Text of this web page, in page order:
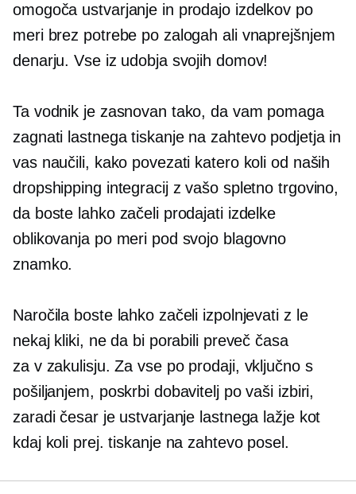
omogoča ustvarjanje in prodajo izdelkov po
meri brez potrebe po zalogah ali vnaprejšnjem
denarju. Vse iz udobja svojih domov!
Ta vodnik je zasnovan tako, da vam pomaga
zagnati lastnegatiskanje na zahtevopodjetja in
vas naučili, kako povezati katero koli od naših
dropshipping integracij z vašo spletno trgovino,
da boste lahko začeli prodajati izdelke
oblikovanja po meri pod svojo blagovno
znamko.
Naročila boste lahko začeli izpolnjevati z le
nekaj kliki, ne da bi porabili preveč časa
za v zakulisju. Za vse po prodaji, vključno s
pošiljanjem, poskrbi dobavitelj po vaši izbiri,
zaradi česar je ustvarjanje lastnega lažje kot
kdaj koli prej.tiskanje na zahtevoposel.